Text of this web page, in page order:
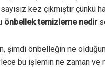
kez çıkmıştır çünkü
önbellek temizleme nedir
şimdi önbelleğin ne
bu işlemin ne zaman